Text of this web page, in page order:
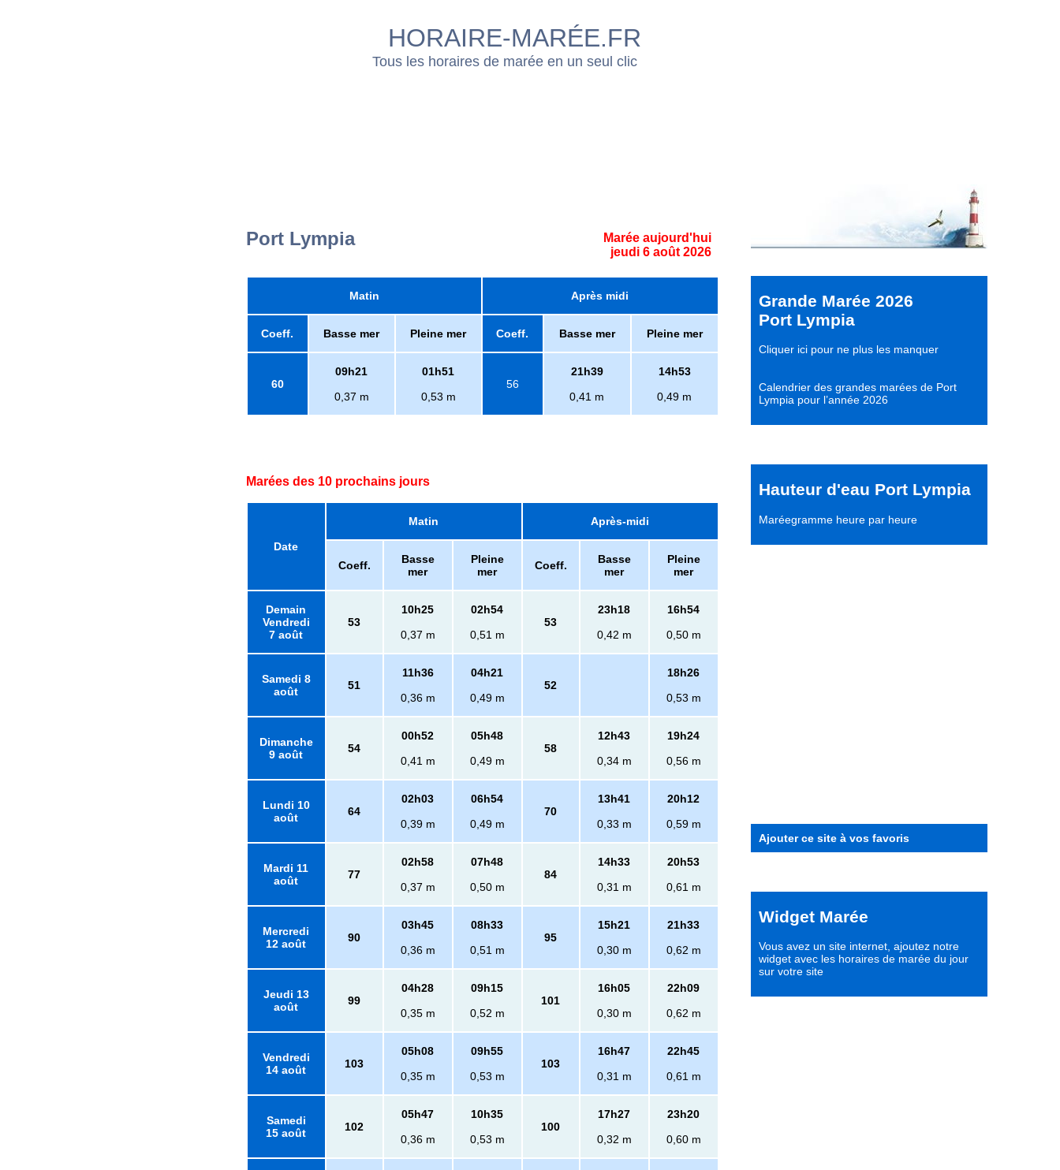
HORAIRE-MARÉE.FR
Tous les horaires de marée en un seul clic
Port Lympia
Marée aujourd'hui
jeudi 6 août 2026
Matin Après midi
Coeff. Basse mer Pleine mer Coeff. Basse mer Pleine mer
60
09h21
0,37 m
01h51
0,53 m
56
21h39
0,41 m
14h53
0,49 m
Marées des 10 prochains jours
Date
Matin Après-midi
Coeff.
Basse
mer
Pleine
mer
Coeff.
Basse
mer
Pleine
mer
Demain
Vendredi
7 août
53
10h25
0,37 m
02h54
0,51 m
53
23h18
0,42 m
16h54
0,50 m
Samedi 8
août
51
11h36
0,36 m
04h21
0,49 m
52
18h26
0,53 m
Dimanche
9 août
54
00h52
0,41 m
05h48
0,49 m
58
12h43
0,34 m
19h24
0,56 m
Lundi 10
août
64
02h03
0,39 m
06h54
0,49 m
70
13h41
0,33 m
20h12
0,59 m
Mardi 11
août
77
02h58
0,37 m
07h48
0,50 m
84
14h33
0,31 m
20h53
0,61 m
Mercredi
12 août
90
03h45
0,36 m
08h33
0,51 m
95
15h21
0,30 m
21h33
0,62 m
Jeudi 13
août
99
04h28
0,35 m
09h15
0,52 m
101
16h05
0,30 m
22h09
0,62 m
Vendredi
14 août
103
05h08
0,35 m
09h55
0,53 m
103
16h47
0,31 m
22h45
0,61 m
Samedi
15 août
102
05h47
0,36 m
10h35
0,53 m
100
17h27
0,32 m
23h20
0,60 m
Grande Marée 2026
Port Lympia
Cliquer ici pour ne plus les manquer
Calendrier des grandes marées de Port
Lympia pour l’année 2026
Hauteur d'eau Port Lympia
Maréegramme heure par heure
Ajouter ce site à vos favoris
Widget Marée
Vous avez un site internet, ajoutez notre
widget avec les horaires de marée du jour
sur votre site